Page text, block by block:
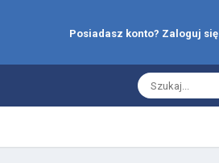
Posiadasz konto? Zaloguj się